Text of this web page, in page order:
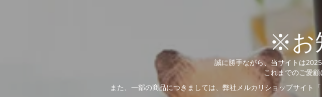
※お
誠に勝手ながら、当サイトは
これまでのご愛顧
また、一部の商品につきましては、弊社メルカリショップサイト